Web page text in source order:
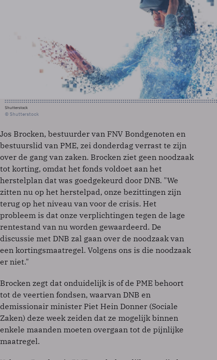
Shutterstock
© Shutterstock
Jos Brocken, bestuurder van FNV Bondgenoten en
bestuurslid van PME, zei donderdag verrast te zijn
over de gang van zaken. Brocken ziet geen noodzaak
tot korting, omdat het fonds voldoet aan het
herstelplan dat was goedgekeurd door DNB. "We
zitten nu op het herstelpad, onze bezittingen zijn
terug op het niveau van voor de crisis. Het
probleem is dat onze verplichtingen tegen de lage
rentestand van nu worden gewaardeerd. De
discussie met DNB zal gaan over de noodzaak van
een kortingsmaatregel. Volgens ons is die noodzaak
er niet."
Brocken zegt dat onduidelijk is of de PME behoort
tot de veertien fondsen, waarvan DNB en
demissionair minister Piet Hein Donner (Sociale
Zaken) deze week zeiden dat ze mogelijk binnen
enkele maanden moeten overgaan tot de pijnlijke
maatregel.